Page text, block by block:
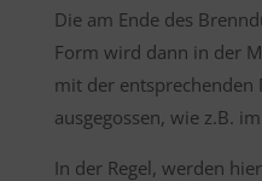
Die am Ende des
Form wird dann in der
mit der entsprechenden
ausgegossen, wie z.B.
In der Regel, werden